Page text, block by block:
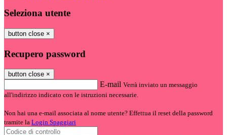
Seleziona utente
button close ×
Recupero password
button close ×
E-mail Verrà inviato un messaggio
all'indirizzo indicato con le istruzioni necessarie.
Non hai una e-mail associata al nome utente? Effettua il reset della password
tramite la Login Spaggiari